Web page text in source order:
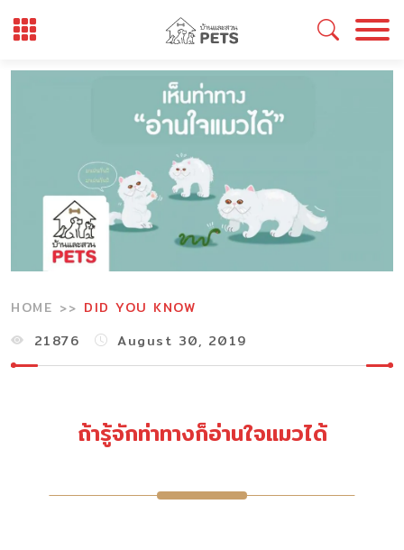
to
HOME
DID YOU KNOW
21876
August 30, 2019
ถ้ารู้จักท่าทางก็อ่านใจแมวได้